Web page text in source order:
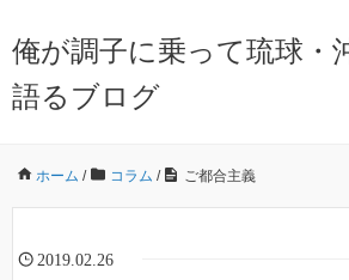
俺が調子に乗って琉球・
語るブログ
ホーム / コラム / ご都合主義
2019.02.26